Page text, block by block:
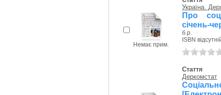
Немає прим.
Україна.
Про
січень-
б.р.
ISBN
Стаття
Деркомстат